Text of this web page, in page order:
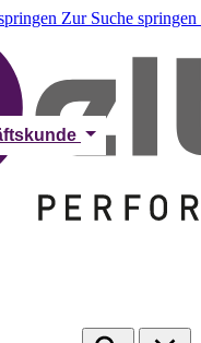
Zur Suche springen